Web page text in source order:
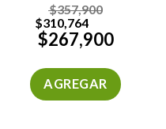
$357,900
$310,764
$267,900
AGREGAR